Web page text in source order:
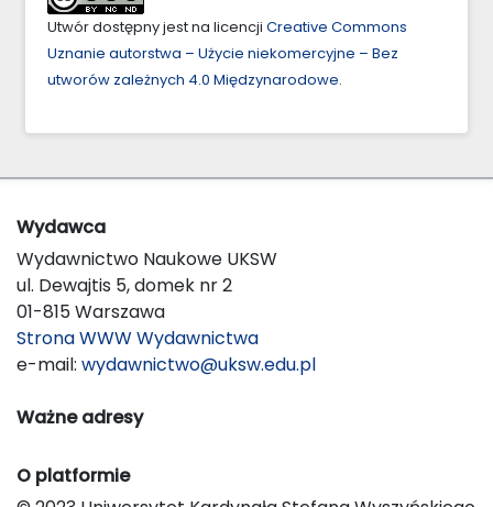
Utwór dostępny jest na licencji Creative Commons
Uznanie autorstwa – Użycie niekomercyjne – Bez
utworów zależnych 4.0 Międzynarodowe.
Wydawca
Wydawnictwo Naukowe UKSW
ul. Dewajtis 5, domek nr 2
01-815 Warszawa
Strona WWW Wydawnictwa
e-mail: wydawnictwo@uksw.edu.pl
Ważne adresy
O platformie